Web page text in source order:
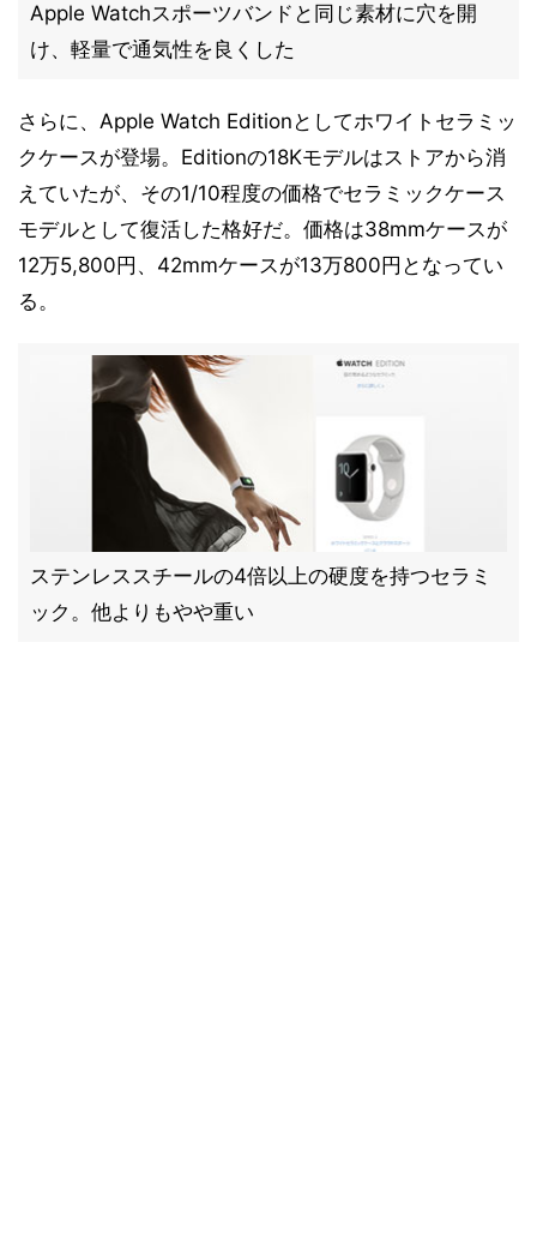
Apple Watchスポーツバンドと同じ素材に穴を開
け、軽量で通気性を良くした
さらに、Apple Watch Editionとしてホワイトセラミッ
クケースが登場。Editionの18Kモデルはストアから消
えていたが、その1/10程度の価格でセラミックケース
モデルとして復活した格好だ。価格は38mmケースが
12万5,800円、42mmケースが13万800円となってい
る。
ステンレススチールの4倍以上の硬度を持つセラミ
ック。他よりもやや重い